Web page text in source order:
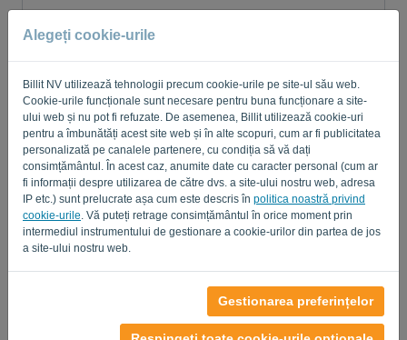
Alegeți cookie-urile
Billit NV utilizează tehnologii precum cookie-urile pe site-ul său web.
Cookie-urile funcționale sunt necesare pentru buna funcționare a site-
ului web și nu pot fi refuzate. De asemenea, Billit utilizează cookie-uri
pentru a îmbunătăți acest site web și în alte scopuri, cum ar fi publicitatea
personalizată pe canalele partenere, cu condiția să vă dați
consimțământul. În acest caz, anumite date cu caracter personal (cum ar
fi informații despre utilizarea de către dvs. a site-ului nostru web, adresa
IP etc.) sunt prelucrate așa cum este descris în politica noastră privind
cookie-urile . Vă puteți retrage consimțământul în orice moment prin
intermediul instrumentului de gestionare a cookie-urilor din partea de jos
a site-ului nostru web.
Gestionarea preferințelor
Parola
Amintește-mi Parolă uitată?
AUTENTIFICARE
Termeni si Conditii